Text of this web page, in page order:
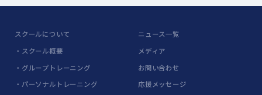
スクールについて
・スクール概要
・グループトレーニング
・パーソナルトレーニング
ニュース一覧
メディア
お問い合わせ
応援メッセージ